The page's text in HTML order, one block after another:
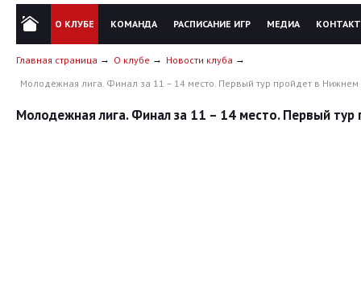
О КЛУБЕ КОМАНДА РАСПИСАНИЕ ИГР МЕДИА
Главная страница О клубе
Новости клуба
Молодежная лига. Финал за 11 – 14 место. Первый тур пройдет в
Молодежная лига. Финал за 11 – 14 место. Первый